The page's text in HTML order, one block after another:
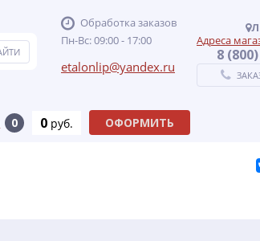
Обработка заказов
Пн-Вс: 09:00 - 17:00
etalonlip@yandex.ru
Адреса
8
0 0 руб. ОФОРМИТЬ